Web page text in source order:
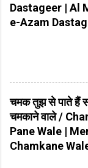
Dastageer | Al
e-Azam
चमक तुझ से पाते हैं
चमकाने वाले /
Pane Wale |
Chamkane